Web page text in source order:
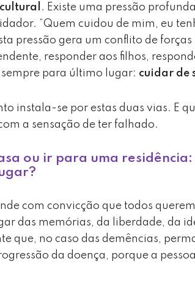
cultural . Existe uma pressão
“Quem cuidou de mim, eu
pressão gera um conflito de
responder aos filhos,
sempre para último lugar: cuidar de
instala-se por estas duas vias. E
a sensação de ter falhado.
ou ir para uma
com convicção que todos
das memórias, da liberdade, da
que, no caso das demências,
da doença, porque a